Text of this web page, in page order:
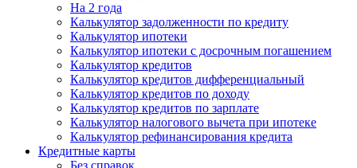
На 2 года
Калькулятор задолженности по кредиту
Калькулятор ипотеки
Калькулятор ипотеки с досрочным погашением
Калькулятор кредитов
Калькулятор кредитов дифференциальный
Калькулятор кредитов по доходу
Калькулятор кредитов по зарплате
Калькулятор налогового вычета при ипотеке
Калькулятор рефинансирования кредита
Кредитные карты
Без справок